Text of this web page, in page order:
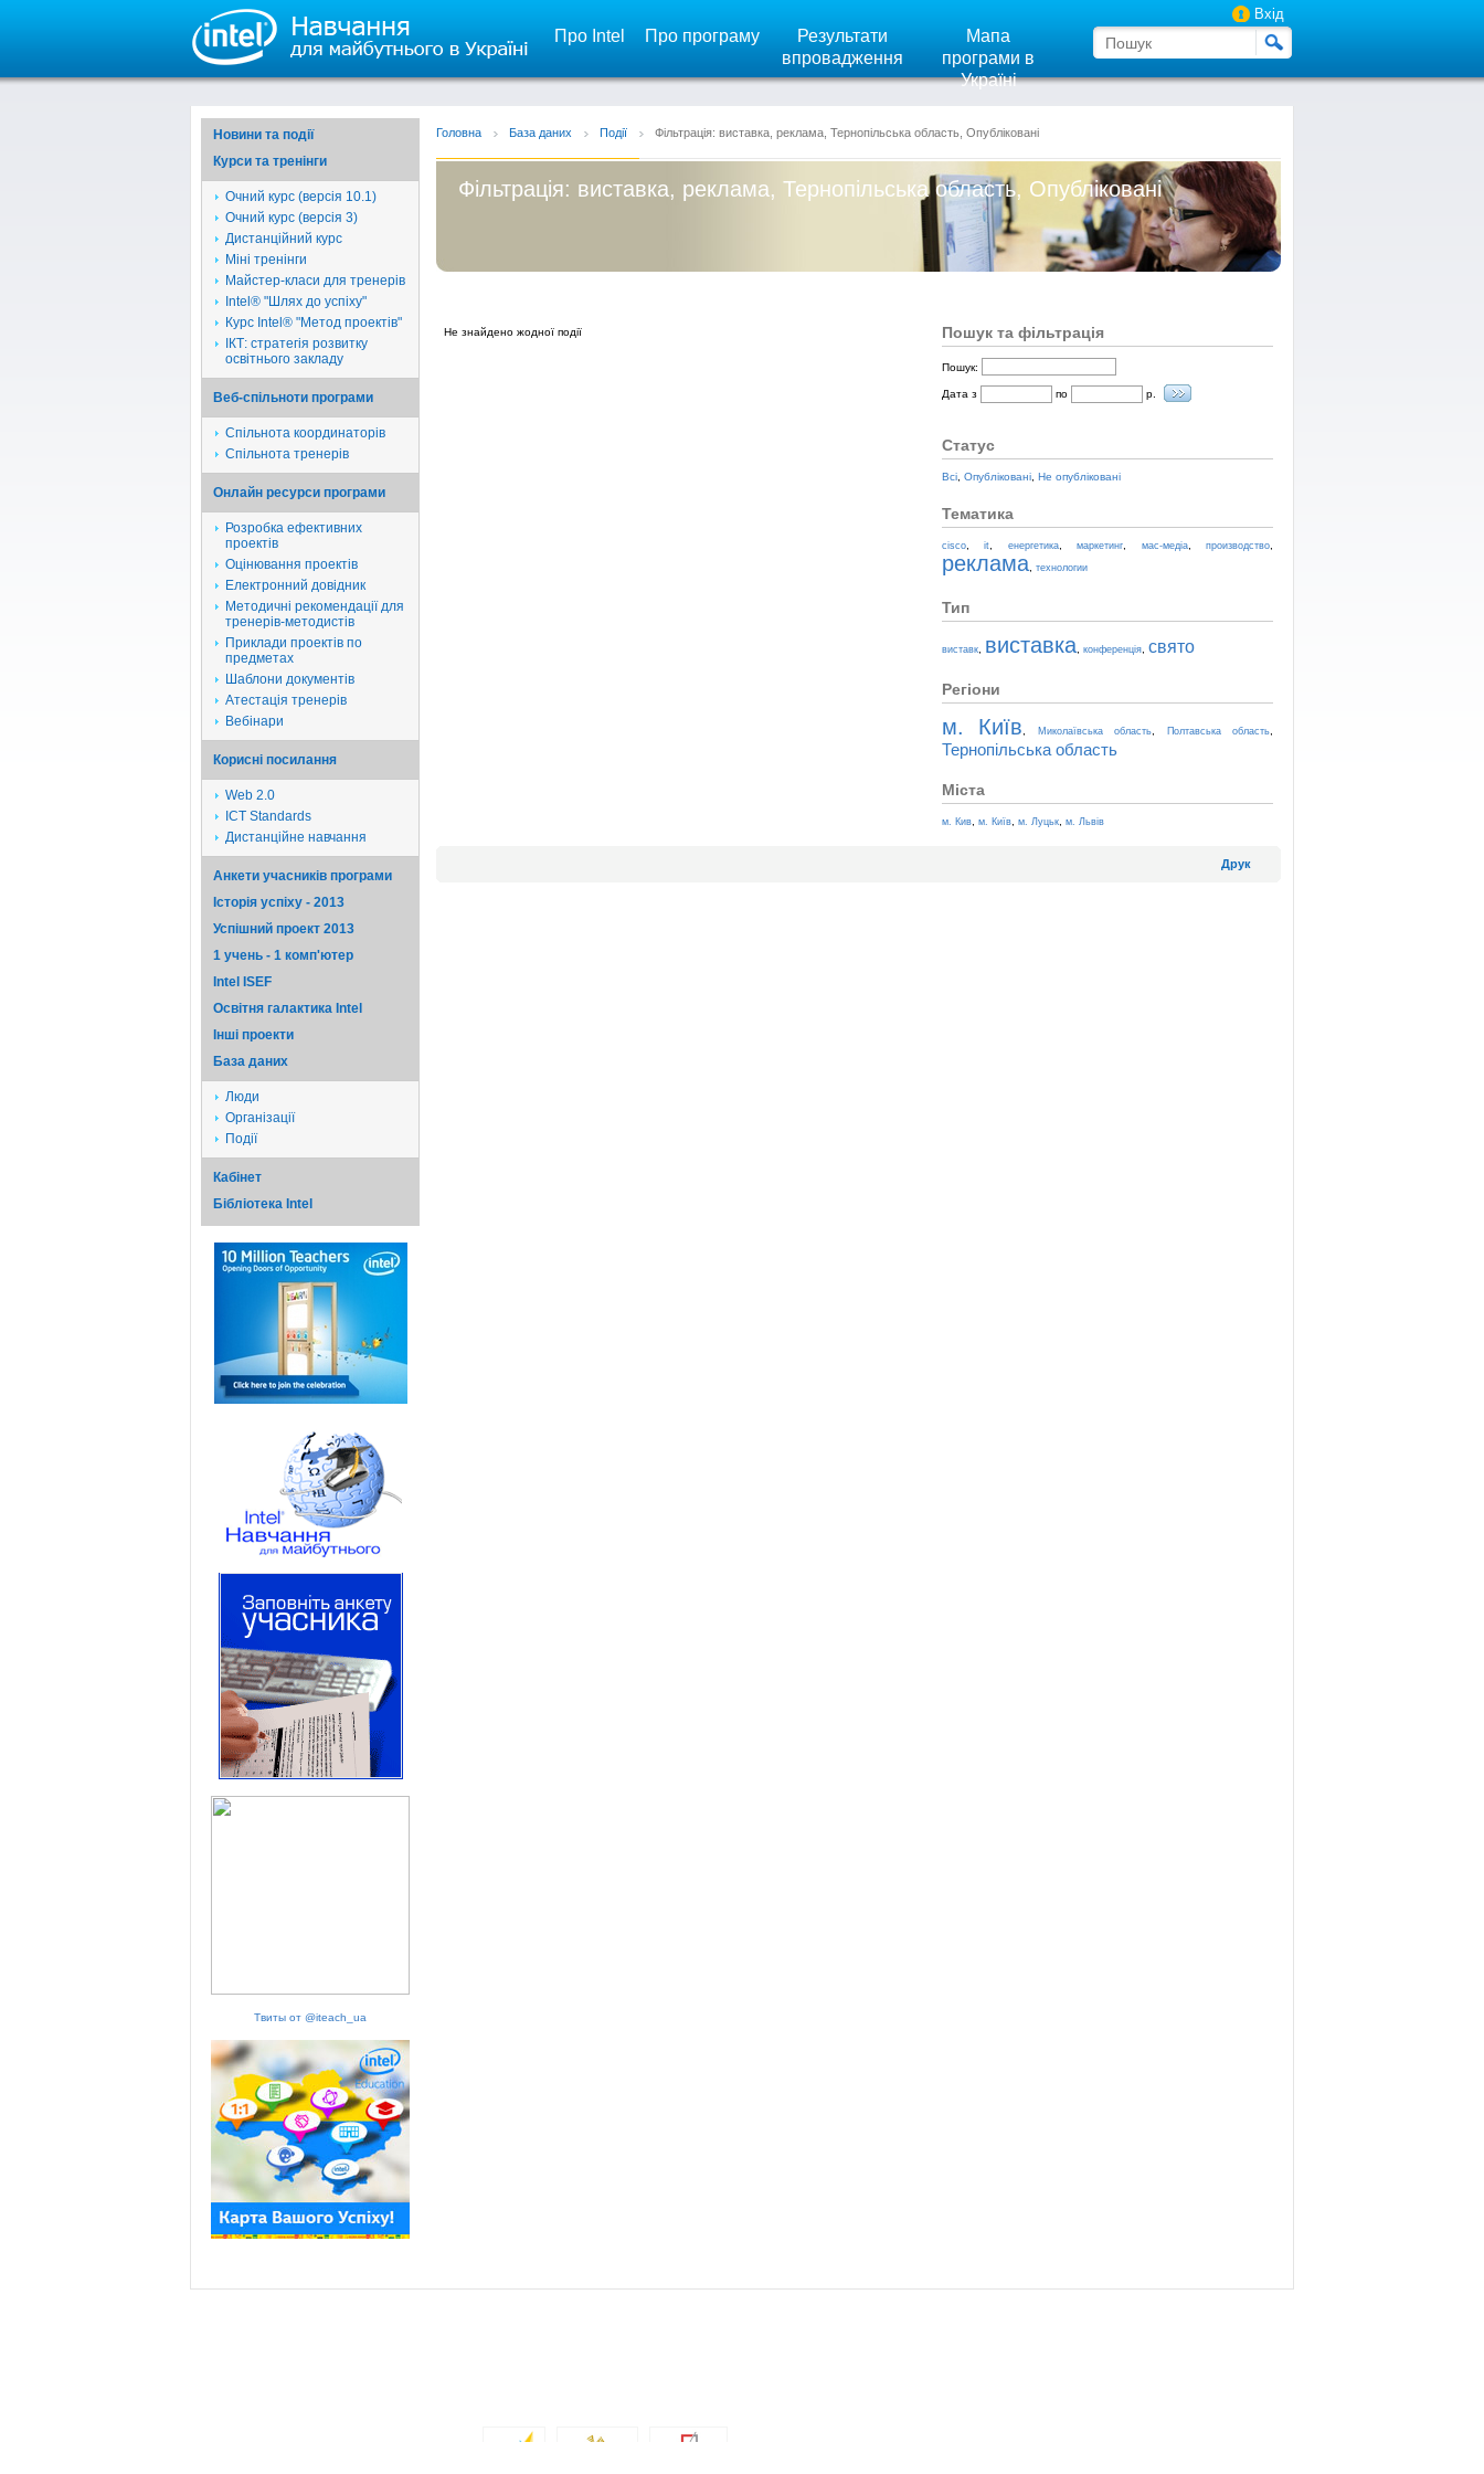
Вхід
Про Intel Про програму
Результати
впровадження
Мапа
програми в
Україні
Новини та події
Курси та тренінги
Очний курс (версія 10.1)
Очний курс (версія 3)
Дистанційний курс
Міні тренінги
Майстер-класи для тренерів
Intel® "Шлях до успіху"
Курс Intel® "Метод проектів"
ІКТ: стратегія розвитку
освітнього закладу
Веб-спільноти програми
Спільнота координаторів
Спільнота тренерів
Онлайн ресурси програми
Розробка ефективних
проектів
Оцінювання проектів
Електронний довідник
Методичні рекомендації для
тренерів-методистів
Приклади проектів по
предметах
Шаблони документів
Атестація тренерів
Вебінари
Корисні посилання
Web 2.0
ICT Standards
Дистанційне навчання
Анкети учасників програми
Історія успіху - 2013
Успішний проект 2013
1 учень - 1 комп'ютер
Intel ISEF
Освітня галактика Intel
Iншi проекти
База даних
Люди
Організації
Події
Кабінет
Бібліотека Intel
Твиты от @iteach_ua
Головна База даних Події Фільтрація: виставка, реклама, Тернопільська область, Опубліковані
Фільтрація: виставка, реклама, Тернопільська область, Опубліковані
Не знайдено жодної події Пошук та фільтрація
Пошук:
Дата з по р.
Статус
Всі Опубліковані Не опубліковані
Тематика
cisco ,it енергетика,маркетинг мас-медіа,производство
реклама технологии
Тип
виставк виставка конференція свято
Регіони
м. Київ Миколаївська область Полтавська область
Тернопільська область
Міста
м. Кив м. Київ м. Луцьк м. Львів
Друк